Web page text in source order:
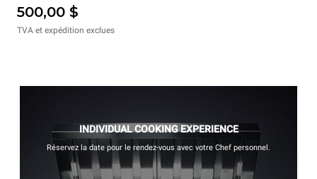
500,00 $
TVA et expédition exclues
INDIVIDUAL COOKING EXPERIENCE
Réservez la date pour le rendez-vous avec votre Chef personnel.